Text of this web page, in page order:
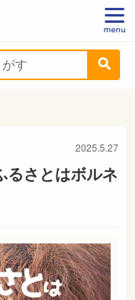
2025.5.27
るさとはボルネ